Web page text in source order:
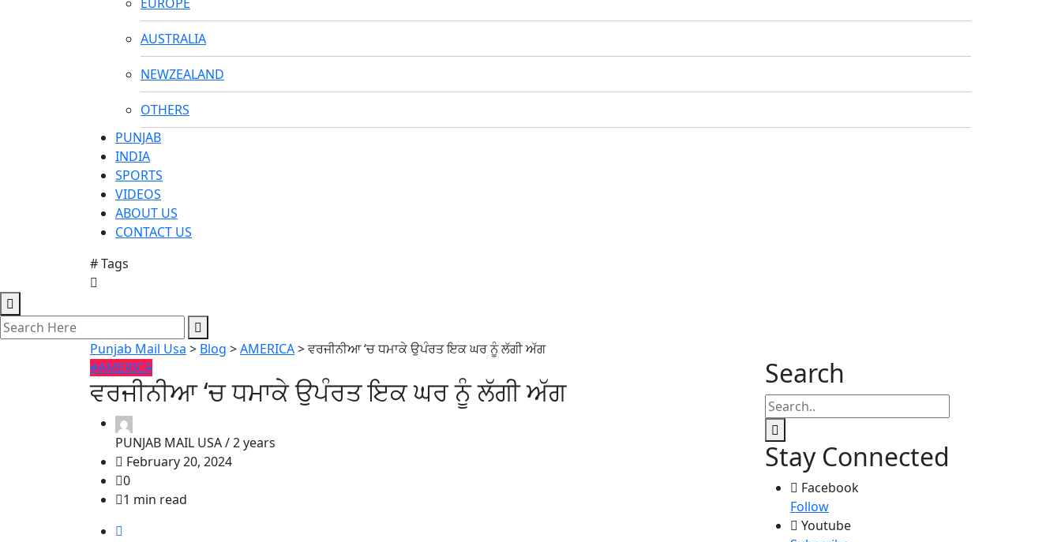
AUSTRALIA
NEWZEALAND
OTHERS
PUNJAB
INDIA
SPORTS
VIDEOS
ABOUT US
CONTACT US
# Tags
Punjab Mail Usa > Blog >AMERICA>ਵਰਜੀਨੀਆ ‘ਚ ਧਮਾਕੇ ਉਪੰਰਤ ਇਕ ਘਰ ਨੂੰ ਲੱਗੀ ਅੱਗ
#AMERICA
ਵਰਜੀਨੀਆ ‘ਚ ਧਮਾਕੇ ਉਪੰਰਤ ਇਕ ਘਰ ਨੂੰ ਲੱਗੀ ਅੱਗ
PUNJAB MAIL USA /2 years
February 20, 2024
0
1 min read
Search
Stay Connected
Facebook
Follow
Youtube